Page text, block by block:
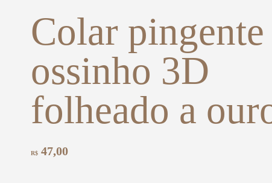
Colar pingente
ossinho 3D
folheado a
R$ 47,00